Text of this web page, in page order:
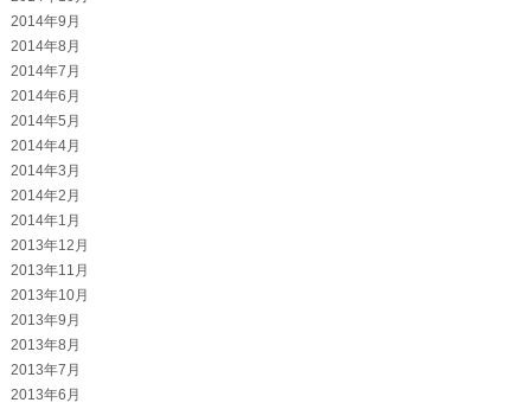
2014年9月
2014年8月
2014年7月
2014年6月
2014年5月
2014年4月
2014年3月
2014年2月
2014年1月
2013年12月
2013年11月
2013年10月
2013年9月
2013年8月
2013年7月
2013年6月